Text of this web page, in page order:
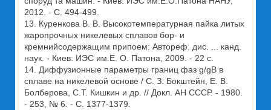
2012. - С. 494-499.
13. Куренкова В. В. Высокотемпературная пайка литых
жаропрочных никелевых сплавов бор- и
кремнийсодержащим припоем: Автореф. дис. ... канд.
наук. - Киев: ИЭС им.Е. О. Патона, 2009. - 22 с.
14. Диффузионные параметры границ фаз g/gВ в
сплаве на никелевой основе / С. З. Бокштейн, Е. В.
Болберова, С.Т. Кишкин и др. // Докл. АН СССР. - 1980.
- 253, № 6. - С. 1377-1379.